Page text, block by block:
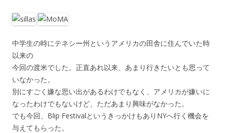
中学生の時にテネシー州というアメリカの田舎に住んでいた時
以来の
今回の渡米でした。正直あれ以来、あまり行きたいとも思って
いなかった。
別にすごく嫌な思い出があるわけでもなく、アメリカが嫌いに
なったわけでもないけど、ただあまり興味がなかった。
でも今回、Blip FestivalというきっかけもありNYへ行く機会を
与えてもらった。